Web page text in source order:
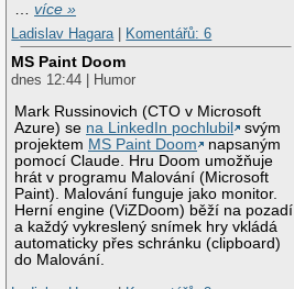
…více »
Ladislav Hagara
Komentářů: 6
MS Paint Doom
dnes 12:44 | Humor
Mark Russinovich (CTO v Microsoft
Azure) se na LinkedIn pochlubil
svým
projektem MS Paint Doom
napsaným
pomocí Claude. Hru Doom umožňuje
hrát v programu Malování (Microsoft
Paint). Malování funguje jako monitor.
Herní engine (ViZDoom) běží na pozadí
a každý vykreslený snímek hry vkládá
automaticky přes schránku (clipboard)
do Malování.